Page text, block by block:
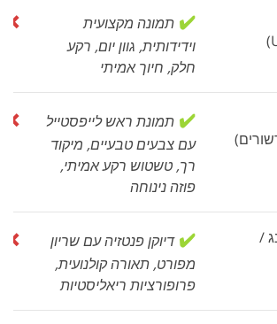
✔️ תמונה מקצועית
וידידותית, גוון יום, רקע
חלק, חיוך אמיתי
❌
✔️ תמונת ראש לייפסטייל
עם צבעים טבעיים, מיקוד
רך, טשטוש רקע אמיתי,
פוזה נינוחה
❌
/
✔️ דיוקן פנטזיה עם שריון
מפורט, תאורה קולנועית,
פרופורציות ריאליסטיות
❌